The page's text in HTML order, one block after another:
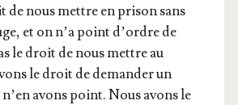
de nous mettre en pri­son sans
et on n’a point d’ordre de
le droit de nous mettre au
le droit de deman­der un
avons point. Nous avons le